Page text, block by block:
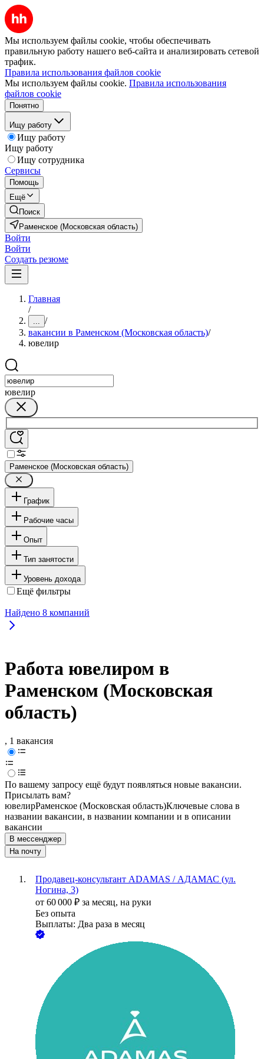
Мы используем файлы cookie, чтобы обеспечивать
правильную работу нашего веб-сайта и анализировать сетевой
трафик.
Правила использования файлов cookie
Мы используем файлы cookie. Правила использования
файлов cookie
Понятно
Ищу работу
Ищу работу
Ищу работу
Ищу сотрудника
Сервисы
Помощь
Ещё
Поиск
Раменское (Московская область)
Войти
Войти
Создать резюме
Главная
/
... /
вакансии в Раменском (Московская область)/
ювелир
ювелир
Раменское (Московская область)
График
Рабочие часы
Опыт
Тип занятости
Уровень дохода
Ещё фильтры
Найдено 8 компаний
Работа ювелиром в
Раменском (Московская
область)
, 1 вакансия
По вашему запросу ещё будут появляться новые вакансии.
Присылать вам?
ювелирРаменское (Московская область)Ключевые слова в
названии вакансии, в названии компании и в описании
вакансии
В мессенджер
На почту
Продавец-консультант ADAMAS / АДАМАС (ул.
Ногина, 3)
от 60 000 ₽ за месяц, на руки
Без опыта
Выплаты: Два раза в месяц